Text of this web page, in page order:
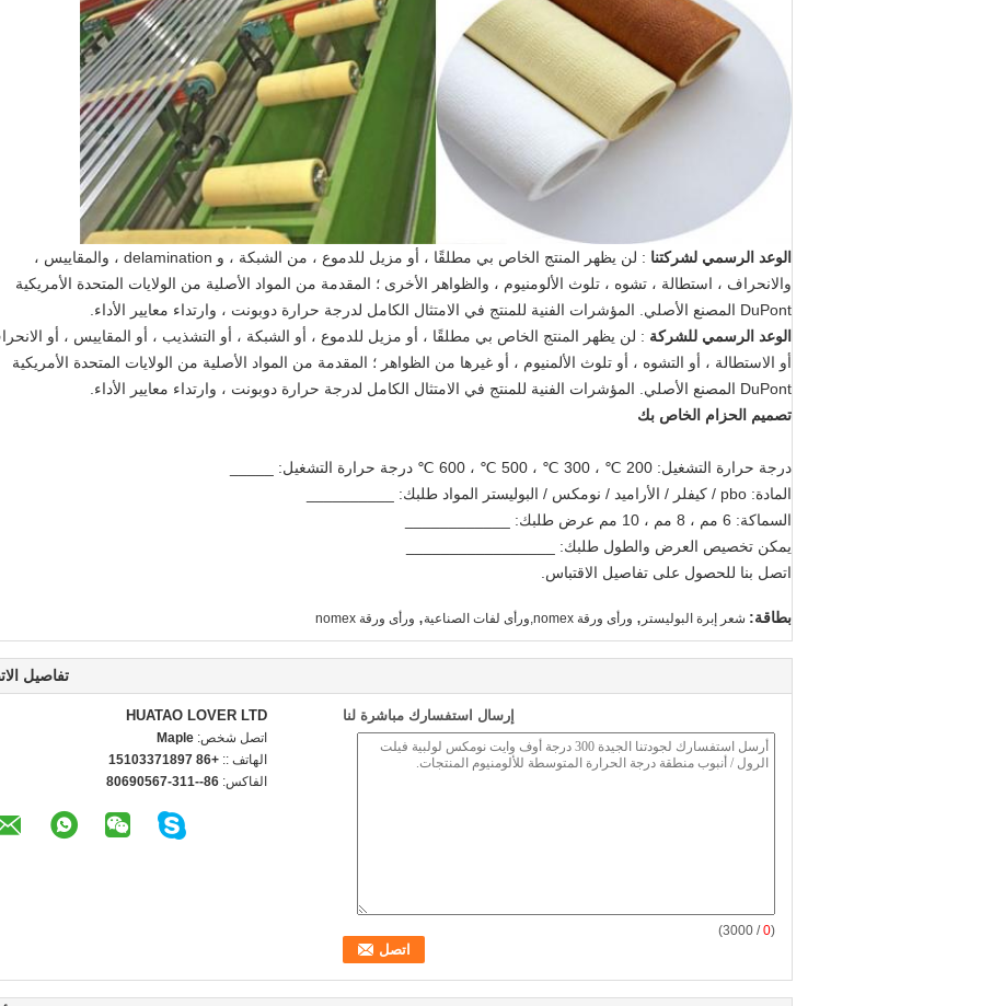
الوعد الرسمي لشركتنا
: لن يظهر المنتج الخاص بي مطلقًا ، أو مزيل للدموع ، من الشبكة ، و delamination ، والمقاييس ،
والانحراف ، استطالة ، تشوه ، تلوث الألومنيوم ، والظواهر الأخرى ؛ المقدمة من المواد الأصلية من الولايات المتحدة الأمريكية
DuPont المصنع الأصلي. المؤشرات الفنية للمنتج في الامتثال الكامل لدرجة حرارة دوبونت ، وارتداء معايير الأداء.
الوعد الرسمي للشركة : لن يظهر المنتج الخاص بي مطلقًا ، أو مزيل للدموع ، أو الشبكة ، أو التشذيب ، أو المقاييس ، أو
أو الاستطالة ، أو التشوه ، أو تلوث الألمنيوم ، أو غيرها من الظواهر ؛ المقدمة من المواد الأصلية من الولايات المتحدة الأمريكية
DuPont المصنع الأصلي. المؤشرات الفنية للمنتج في الامتثال الكامل لدرجة حرارة دوبونت ، وارتداء معايير الأداء.
تصميم الحزام الخاص بك
درجة حرارة التشغيل: 200 ℃ ، 300 ℃ ، 500 ℃ ، 600 ℃ درجة حرارة التشغيل: _____
المادة: pbo / كيفلر / الأراميد / نومكس / البوليستر المواد طلبك: __________
السماكة: 6 مم ، 8 مم ، 10 مم عرض طلبك: ____________
يمكن تخصيص العرض والطول طلبك: _________________
اتصل بنا للحصول على تفاصيل الاقتباس.
بطاقة: شعر إبرة البوليستر , ورأى ورقة nomex,ورأى لفات الصناعية , ورأى ورقة nomex
تفاصيل
HUATAO LOVER LTD
اتصل شخص: Maple
الهاتف :: +86 15103371897
الفاكس: 86--311-80690567
إرسال استفسارك مباشرة لنا
(
0
/ 3000)